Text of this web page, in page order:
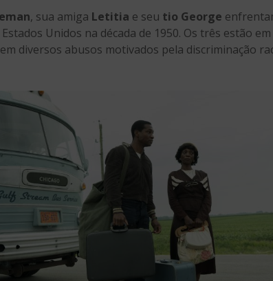
, sua amiga Letitia e seu tio George
Unidos na década de 1950. Os três estão
diversos abusos motivados pela discriminação